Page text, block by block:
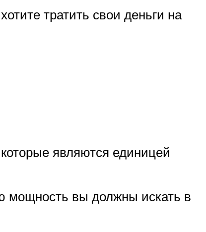
тратить свои деньги на
являются единицей
мощность вы должны искать в